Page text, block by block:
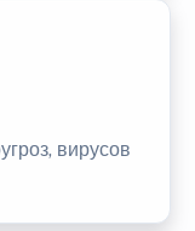
вирусов